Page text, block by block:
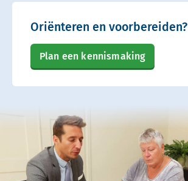
Oriënteren en voorbereiden?
Plan een kennismaking